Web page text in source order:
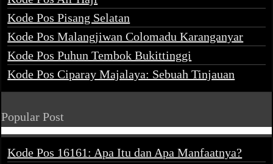
Kode Pos Pisang Selatan
Kode Pos Malangjiwan Colomadu Karanganyar
Kode Pos Puhun Tembok Bukittinggi
Kode Pos Ciparay Majalaya: Sebuah Tinjauan
Popular Post
Kode Pos 16161: Apa Itu dan Apa Manfaatnya?